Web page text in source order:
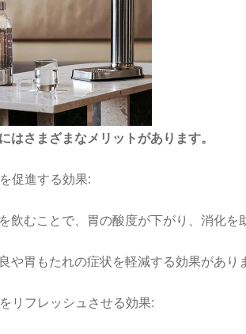
はさまざまなメリットがあります。
促進する効果:
飲むことで、胃の酸度が下がり、消化を
や胃もたれの症状を軽減する効果があり
リフレッシュさせる効果: